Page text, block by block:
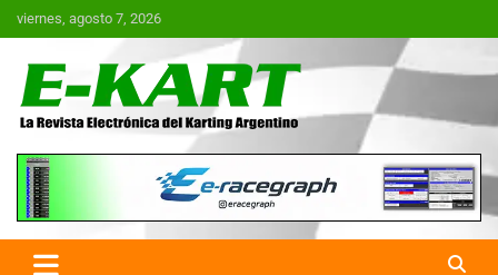
Saltar
al
viernes, agosto 7, 2026
E-Kart.com.ar | La Revista
Electrónica del Karting en
Argentina